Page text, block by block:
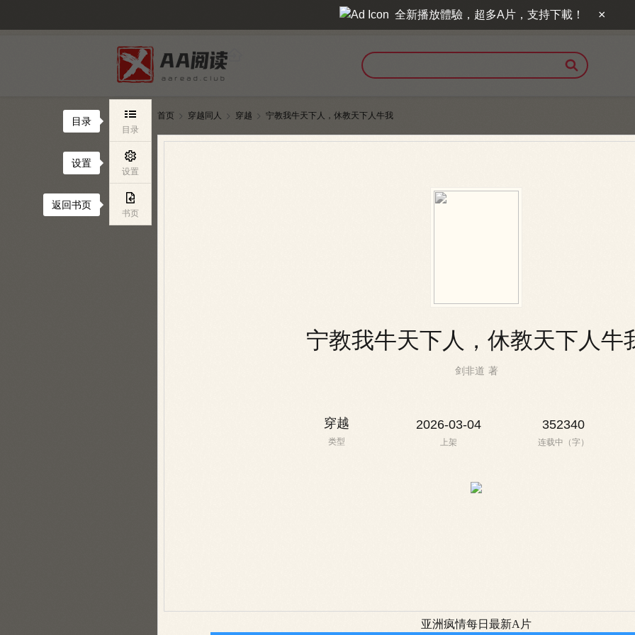
全新播放體驗，超多A片，支持下載！ ×

首页  穿越同人  穿越  宁教我牛天下人，休教天下人牛我
宁教我牛天下人，休教天下人牛
剑非道 著
穿越
类型
2026-03-04
上架
352340
连载中（字）
亚洲疯情每日最新A片

目录
目录

设置
设置

书页
返回书页